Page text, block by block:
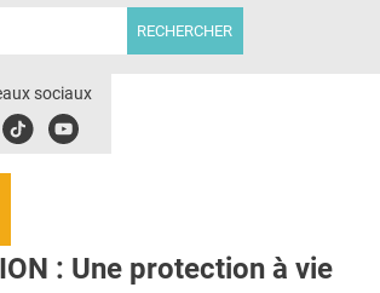
sociaux
TiktokYoubute
: Une protection à vie